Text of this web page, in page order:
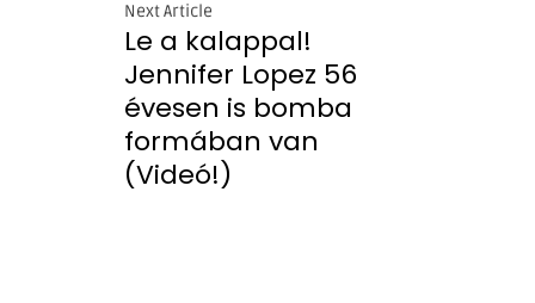
Next Article
Le a kalappal!
Jennifer Lopez 56
évesen is bomba
formában van
(Videó!)